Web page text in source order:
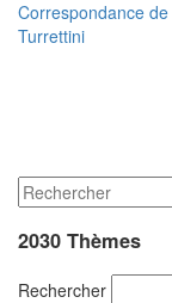
Correspondance de
Turrettini
2030 Thèmes
Rechercher